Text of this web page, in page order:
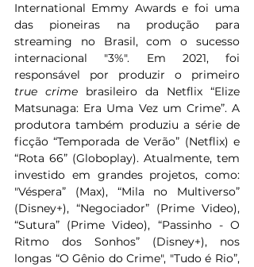
International Emmy Awards e foi uma
das pioneiras na produção para
streaming no Brasil, com o sucesso
internacional "3%". Em 2021, foi
true crime brasileiro da Netflix “Elize
Matsunaga: Era Uma Vez um Crime”. A
produtora também produziu a série de
ficção “Temporada de Verão” (Netflix) e
“Rota 66” (Globoplay). Atualmente, tem
investido em grandes projetos, como:
"Véspera” (Max), “Mila no Multiverso”
(Disney+), “Negociador” (Prime Video),
“Sutura” (Prime Video), “Passinho - O
Ritmo dos Sonhos” (Disney+), nos
longas “O Gênio do Crime", "Tudo é Rio”,